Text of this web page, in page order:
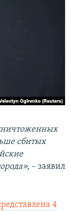
сбитых
– заявил
4